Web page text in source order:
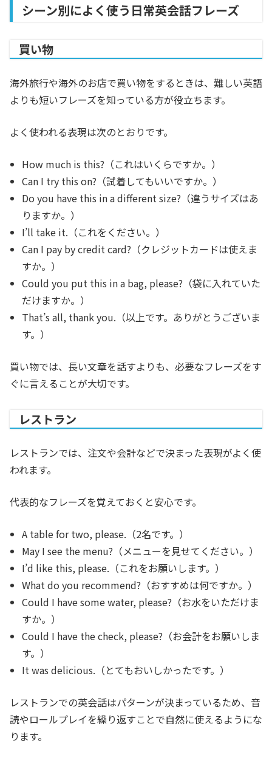
シーン別によく使う日常英会話フレーズ
買い物
海外旅行や海外のお店で買い物をするときは、難しい英語
よりも短いフレーズを知っている方が役立ちます。
よく使われる表現は次のとおりです。
How much is this?（これはいくらですか。）
Can I try this on?（試着してもいいですか。）
Do you have this in a different size?（違うサイズはあ
りますか。）
I’ll take it.（これをください。）
Can I pay by credit card?（クレジットカードは使えま
すか。）
Could you put this in a bag, please?（袋に入れていた
だけますか。）
That’s all, thank you.（以上です。ありがとうございま
す。）
買い物では、長い文章を話すよりも、必要なフレーズをす
ぐに言えることが大切です。
レストラン
レストランでは、注文や会計などで決まった表現がよく使
われます。
代表的なフレーズを覚えておくと安心です。
A table for two, please.（2名です。）
May I see the menu?（メニューを見せてください。）
I’d like this, please.（これをお願いします。）
What do you recommend?（おすすめは何ですか。）
Could I have some water, please?（お水をいただけま
すか。）
Could I have the check, please?（お会計をお願いしま
す。）
It was delicious.（とてもおいしかったです。）
レストランでの英会話はパターンが決まっているため、音
読やロールプレイを繰り返すことで自然に使えるようにな
ります。